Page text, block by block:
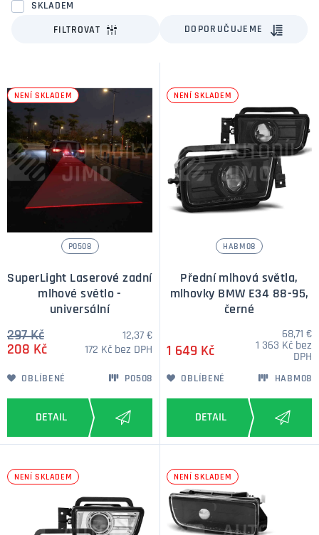
SKLADEM
FILTROVAT DOPORUČUJEME
NENÍ SKLADEM
P0508
SuperLight Laserové zadní
mlhové světlo -
universální
297 Kč
208 Kč
12,37 €
172 Kč bez DPH
OBLÍBENÉ P0508
NENÍ SKLADEM
HABM08
Přední mlhová světla,
mlhovky BMW E34 88-95,
černé
1 649 Kč
68,71 €
1 363 Kč bez
DPH
OBLÍBENÉ HABM08
NENÍ SKLADEM NENÍ SKLADEM